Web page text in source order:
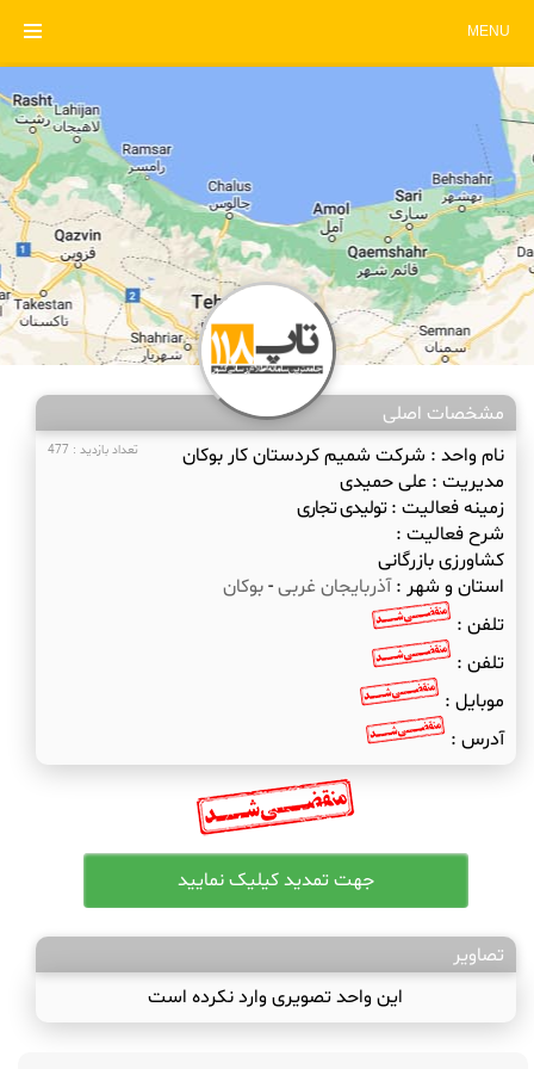
MENU
مشخصات اصلی
تعداد بازدید : 477 نام واحد : شرکت شمیم کردستان کار بوکان
مدیریت :علی حمیدی
زمینه فعالیت :تولیدی تجاری
شرح فعالیت :
کشاورزی بازرگانی
استان و شهر :آذربایجان غربی-بوکان
تلفن :
تلفن :
موبایل :
آدرس :
تصاویر
این واحد تصویری وارد نکرده است